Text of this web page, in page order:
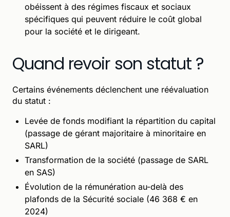
obéissent à des régimes fiscaux et sociaux
spécifiques qui peuvent réduire le coût global
pour la société et le dirigeant.
Quand revoir son statut ?
Certains événements déclenchent une réévaluation
du statut :
Levée de fonds modifiant la répartition du capital
(passage de gérant majoritaire à minoritaire en
SARL)
Transformation de la société (passage de SARL
en SAS)
Évolution de la rémunération au-delà des
plafonds de la Sécurité sociale (46 368 € en
2024)